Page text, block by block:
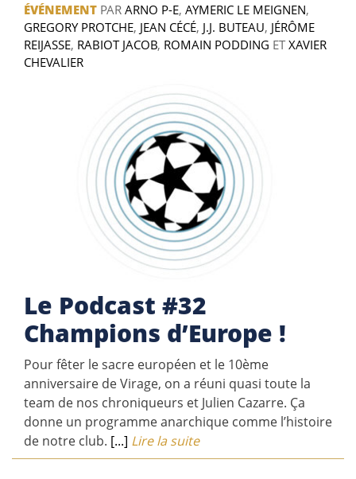
ÉVÉNEMENT PAR ARNO P-E, AYMERIC LE MEIGNEN,
GREGORY PROTCHE, JEAN CÉCÉ, J.J. BUTEAU, JÉRÔME
REIJASSE, RABIOT JACOB, ROMAIN PODDING ETXAVIER
CHEVALIER
Le Podcast #32
Champions d’Europe !
Pour fêter le sacre européen et le 10ème
anniversaire de Virage, on a réuni quasi toute la
team de nos chroniqueurs et Julien Cazarre. Ça
donne un programme anarchique comme l’histoire
de notre club. [...] Lire la suite